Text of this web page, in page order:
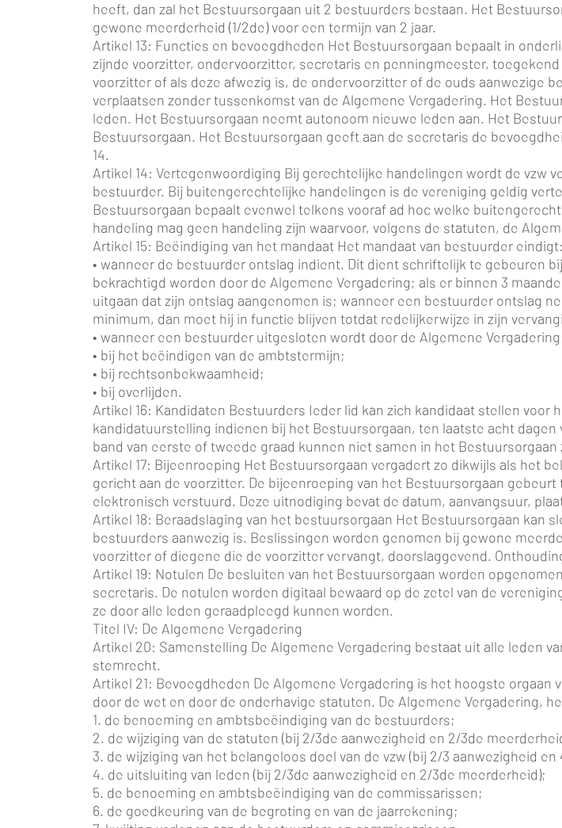
heeft, dan zal het Bestuursorgaan uit 2 bestuurders bestaan. Het
gewone meerderheid (1/2de) voor een termijn van 2 jaar.
Artikel 13: Functies en bevoegdheden Het Bestuursorgaan bepaalt in
zijnde voorzitter, ondervoorzitter, secretaris en penningmeester,
voorzitter of als deze afwezig is, de ondervoorzitter of de ouds aanwezige
verplaatsen zonder tussenkomst van de Algemene Vergadering. Het
leden. Het Bestuursorgaan neemt autonoom nieuwe leden aan. Het
Bestuursorgaan. Het Bestuursorgaan geeft aan de secretaris de
14.
Artikel 14: Vertegenwoordiging Bij gerechtelijke handelingen wordt de vzw
bestuurder. Bij buitengerechtelijke handelingen is de vereniging geldig
Bestuursorgaan bepaalt evenwel telkens vooraf ad hoc welke
handeling mag geen handeling zijn waarvoor, volgens de statuten, de
Artikel 15: Beëindiging van het mandaat Het mandaat van bestuurder eindigt:
• wanneer de bestuurder ontslag indient. Dit dient schriftelijk te gebeuren
bekrachtigd worden door de Algemene Vergadering; als er binnen 3
uitgaan dat zijn ontslag aangenomen is; wanneer een bestuurder ontslag
minimum, dan moet hij in functie blijven totdat redelijkerwijze in zijn
• wanneer een bestuurder uitgesloten wordt door de Algemene
• bij het beëindigen van de ambtstermijn;
• bij rechtsonbekwaamheid;
• bij overlijden.
Artikel 16: Kandidaten Bestuurders Ieder lid kan zich kandidaat stellen
kandidatuurstelling indienen bij het Bestuursorgaan, ten laatste acht
band van eerste of tweede graad kunnen niet samen in het Bestuursorgaan
Artikel 17: Bijeenroeping Het Bestuursorgaan vergadert zo dikwijls als het
gericht aan de voorzitter. De bijeenroeping van het Bestuursorgaan
elektronisch verstuurd. Deze uitnodiging bevat de datum, aanvangsuur,
Artikel 18: Beraadslaging van het bestuursorgaan Het Bestuursorgaan kan
bestuurders aanwezig is. Beslissingen worden genomen bij gewone
voorzitter of diegene die de voorzitter vervangt, doorslaggevend.
Artikel 19: Notulen De besluiten van het Bestuursorgaan worden
secretaris. De notulen worden digitaal bewaard op de zetel van de
ze door alle leden geraadpleegd kunnen worden.
Titel IV: De Algemene Vergadering
Artikel 20: Samenstelling De Algemene Vergadering bestaat uit alle leden
stemrecht.
Artikel 21: Bevoegdheden De Algemene Vergadering is het hoogste
door de wet en door de onderhavige statuten. De Algemene Vergadering,
1. de benoeming en ambtsbeëindiging van de bestuurders;
2. de wijziging van de statuten (bij 2/3de aanwezigheid en 2/3de
3. de wijziging van het belangeloos doel van de vzw (bij 2/3 aanwezigheid
4. de uitsluiting van leden (bij 2/3de aanwezigheid en 2/3de meerderheid);
5. de benoeming en ambtsbeëindiging van de commissarissen;
6. de goedkeuring van de begroting en van de jaarrekening;